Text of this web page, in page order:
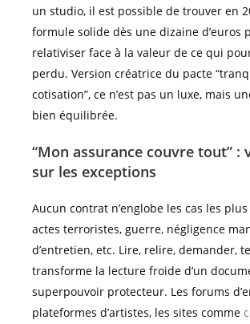
un studio, il est possible de trouver en
formule solide dès une dizaine d’euros
relativiser face à la valeur de ce qui
perdu. Version créatrice du pacte
cotisation”, ce n’est pas un luxe, mais
bien équilibrée.
“Mon assurance couvre tout” :
sur les exceptions
Aucun contrat n’englobe les cas les plus
actes terroristes, guerre, négligence
d’entretien, etc. Lire, relire, demander,
transforme la lecture froide d’un
superpouvoir protecteur. Les forums
plateformes d’artistes, les sites comme